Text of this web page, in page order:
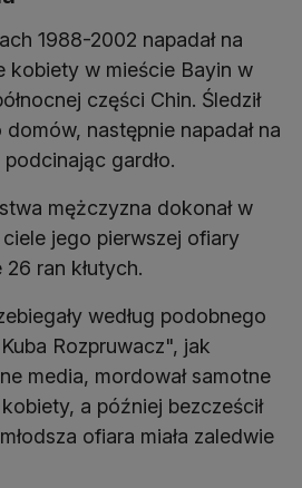
1988-2002 napadał na
kobiety w mieście Bayin w
części Chin. Śledził
następnie napadał na
podcinając gardło.
mężczyzna dokonał w
jego pierwszej ofiary
ran kłutych.
według podobnego
Rozpruwacz", jak
media, mordował samotne
a później bezcześcił
ofiara miała zaledwie